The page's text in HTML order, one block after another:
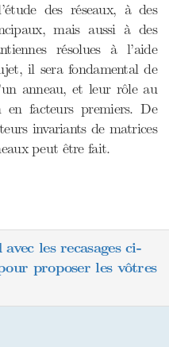
des réseaux, à des
mais aussi à des
résolues à l’aide
il sera fondamental de
anneau, et leur rôle au
facteurs premiers. De
invariants de matrices
peut être fait.
les recasages ci-
proposer les vôtres